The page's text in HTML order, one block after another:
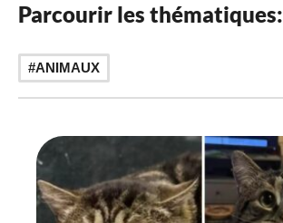
Parcourir les thématiques:
ANIMAUX